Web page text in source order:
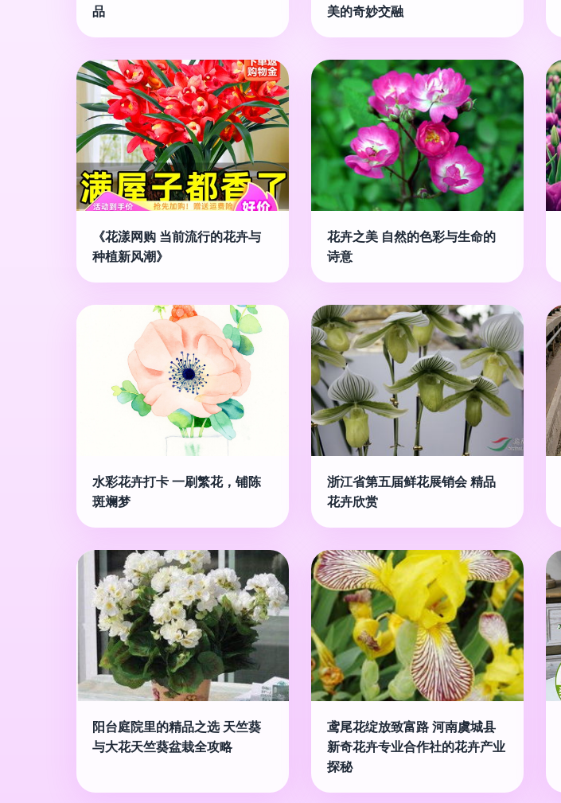
品
美的奇妙交融
《花漾网购 当前流行的花卉与
种植新风潮》
花卉之美 自然的色彩与生命的
诗意
水彩花卉打卡 一刷繁花，铺陈
斑斓梦
浙江省第五届鲜花展销会 精品
花卉欣赏
阳台庭院里的精品之选 天竺葵
与大花天竺葵盆栽全攻略
鸢尾花绽放致富路 河南虞城县
新奇花卉专业合作社的花卉产业
探秘